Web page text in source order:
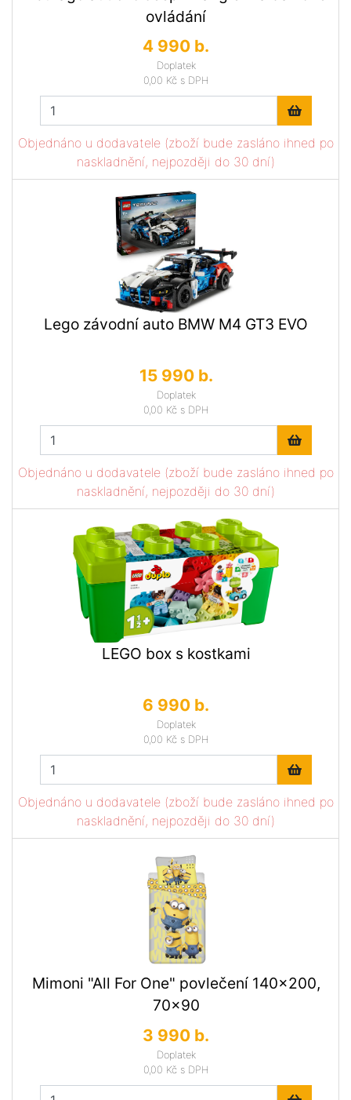
ovládání
4 990 b.
Doplatek
0,00 Kč s DPH
Objednáno u dodavatele (zboží bude zasláno ihned po
naskladnění, nejpozději do 30 dní)
Lego závodní auto BMW M4 GT3 EVO
15 990 b.
Doplatek
0,00 Kč s DPH
Objednáno u dodavatele (zboží bude zasláno ihned po
naskladnění, nejpozději do 30 dní)
LEGO box s kostkami
6 990 b.
Doplatek
0,00 Kč s DPH
Objednáno u dodavatele (zboží bude zasláno ihned po
naskladnění, nejpozději do 30 dní)
Mimoni "All For One" povlečení 140x200,
70x90
3 990 b.
Doplatek
0,00 Kč s DPH